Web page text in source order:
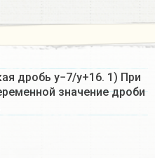
дробь y−7/y+16. 1) При
значение дроби